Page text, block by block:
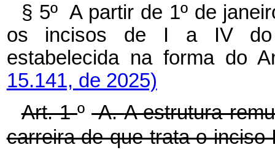
§ 5º A partir de 1º de
os incisos de I a IV
estabelecida na forma do
15.141, de 2025)
Art. 1º-A.A estrutura
carreira de que trata o inciso